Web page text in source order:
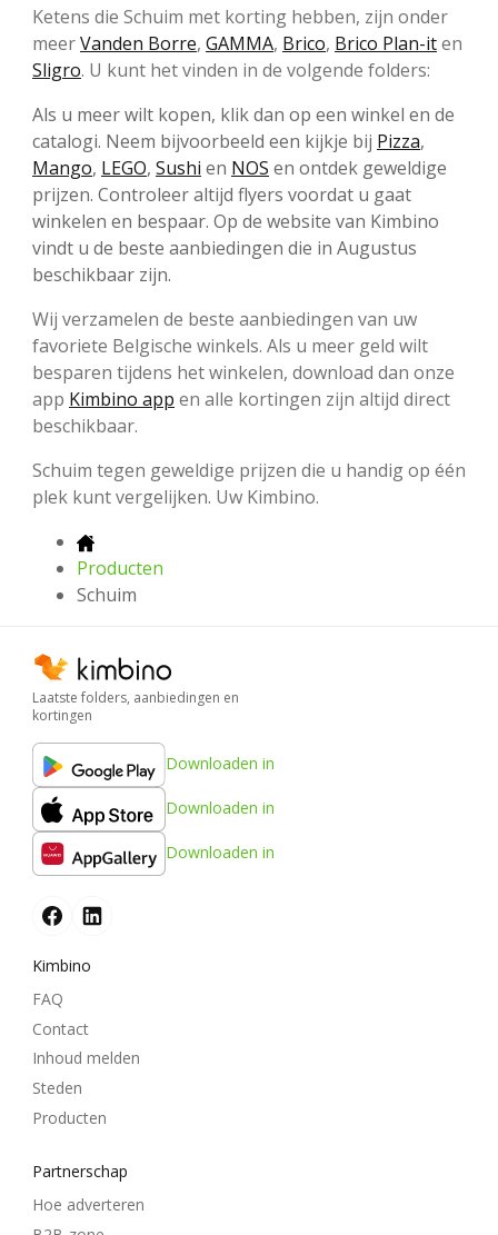
Ketens die Schuim met korting hebben, zijn onder
meerVanden Borre, GAMMA, Brico, Brico Plan-iten
Sligro. U kunt het vinden in de volgende folders:
Als u meer wilt kopen, klik dan op een winkel en de
catalogi. Neem bijvoorbeeld een kijkje bij Pizza,
Mango, LEGO, Sushi en NOS en ontdek geweldige
prijzen. Controleer altijd flyers voordat u gaat
winkelen en bespaar. Op de website van Kimbino
vindt u de beste aanbiedingen die in Augustus
beschikbaar zijn.
Wij verzamelen de beste aanbiedingen van uw
favoriete Belgische winkels. Als u meer geld wilt
besparen tijdens het winkelen, download dan onze
app Kimbino app en alle kortingen zijn altijd direct
beschikbaar.
Schuim tegen geweldige prijzen die u handig op één
plek kunt vergelijken. Uw Kimbino.
Producten
Schuim
Laatste folders, aanbiedingen en
kortingen
Downloaden in
Downloaden in
Downloaden in
Kimbino
FAQ
Contact
Inhoud melden
Steden
Producten
Partnerschap
Hoe adverteren